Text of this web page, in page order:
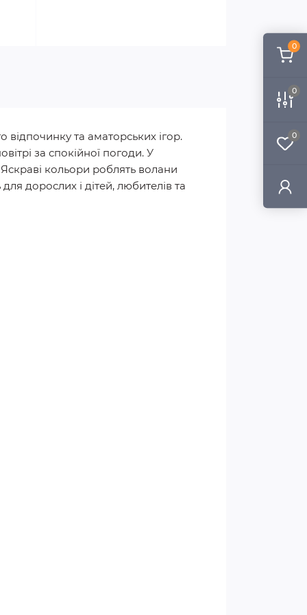
0
0
0
відпочинку та аматорських ігор.
за спокійної погоди. У
кольори роблять волани
дорослих і дітей, любителів та